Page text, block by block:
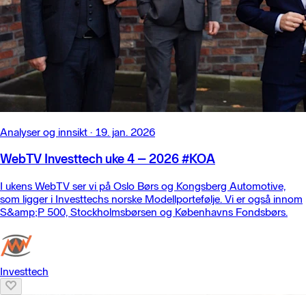
Analyser og innsikt · 19. jan. 2026
WebTV Investtech uke 4 – 2026 #KOA
I ukens WebTV ser vi på Oslo Børs og Kongsberg Automotive,
som ligger i Investtechs norske Modellportefølje. Vi er også innom
S&amp;P 500, Stockholmsbørsen og Københavns Fondsbørs.
Investtech